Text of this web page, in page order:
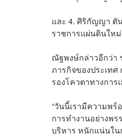
และ 4. ศิริกัญญา ตั
ราชการแผ่นดินใหม่
ณัฐพงษ์กล่าวอีกว่า
ภารกิจของประเทศ
รองโควตาทางการ
“วันนี้เรามีความพ
การทํางานอย่างพ
บริหาร หนักแน่นใน